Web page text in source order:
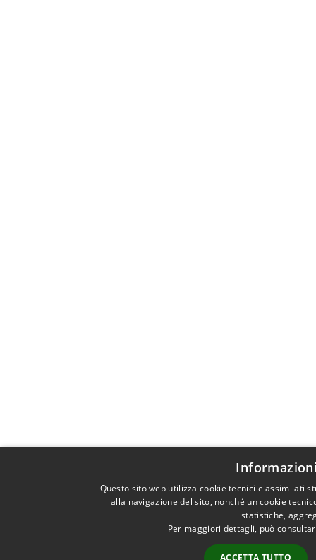
Questo sito web utilizza cookie tecnici e assimilati
alla navigazione del sito, nonché un cookie
statistiche,
Per maggiori dettagli, può
ACCETTA TUTTO